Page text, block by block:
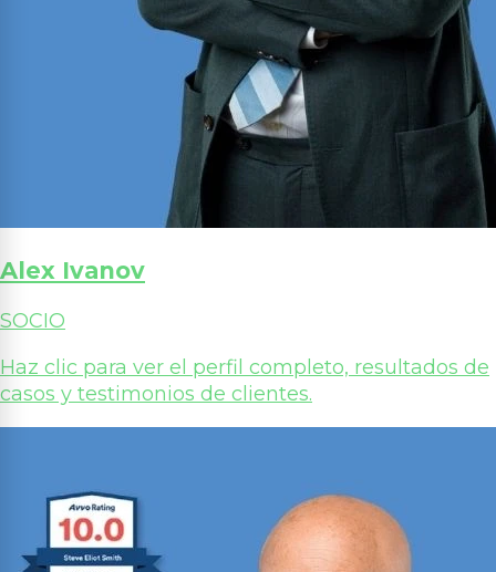
Alex Ivanov
SOCIO
Haz clic para ver el perfil completo, resultados de
casos y testimonios de clientes.